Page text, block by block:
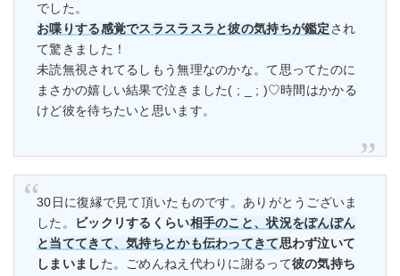
でした。
お喋りする感覚でスラスラスラと彼の気持ちが鑑定され
て驚きました！
未読無視されてるしもう無理なのかな。て思ってたのに
まさかの嬉しい結果で泣きました( ; _ ; )♡時間はかかる
けど彼を待ちたいと思います。
30日に復縁で見て頂いたものです。ありがとうございま
した。
ビックリするくらい相手のこと、状況をぽんぽん
と当ててきて、気持ちとかも伝わってきて思わず泣いて
しまいました。ごめんねえ代わりに謝るって彼の気持ち